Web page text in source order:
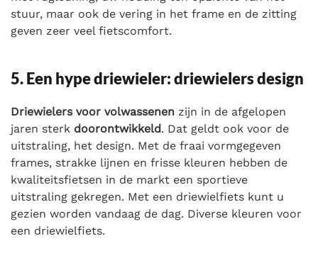
stuur, maar ook de vering in het frame en de zitting
geven zeer veel fietscomfort.
5. Een hype driewieler: driewielers design
Driewielers voor volwassenen zijn in de afgelopen
jaren sterk doorontwikkeld. Dat geldt ook voor de
uitstraling, het design. Met de fraai vormgegeven
frames, strakke lijnen en frisse kleuren hebben de
kwaliteitsfietsen in de markt een sportieve
uitstraling gekregen. Met een driewielfiets kunt u
gezien worden vandaag de dag. Diverse kleuren voor
een driewielfiets.